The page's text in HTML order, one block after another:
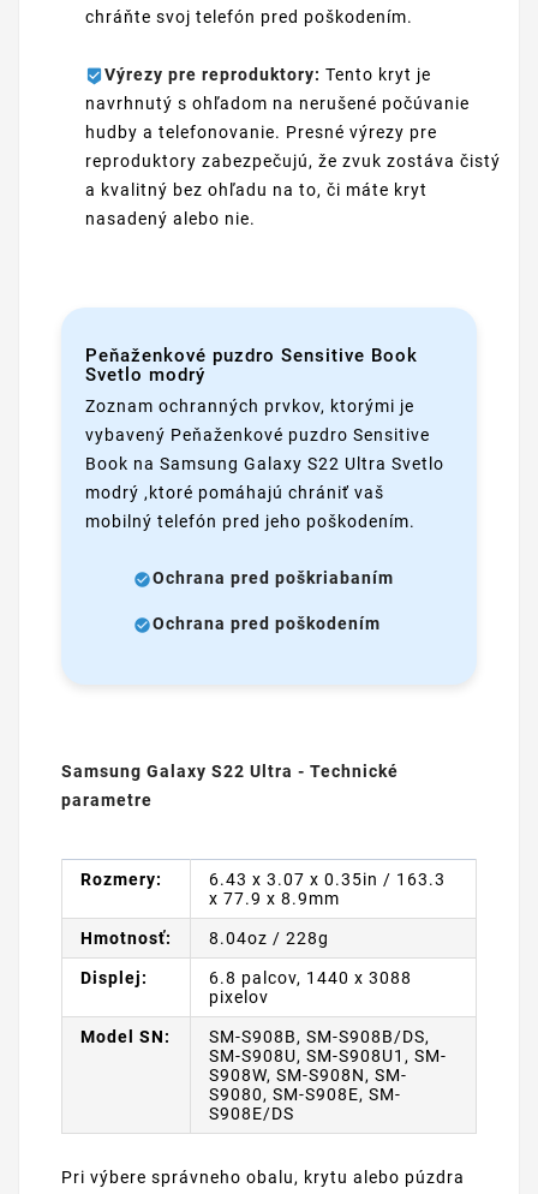
chráňte svoj telefón pred poškodením.
Výrezy pre reproduktory: Tento kryt je
navrhnutý s ohľadom na nerušené počúvanie
hudby a telefonovanie. Presné výrezy pre
reproduktory zabezpečujú, že zvuk zostáva čistý
a kvalitný bez ohľadu na to, či máte kryt
nasadený alebo nie.
Peňaženkové puzdro Sensitive Book
Svetlo modrý
Zoznam ochranných prvkov, ktorými je
vybavený Peňaženkové puzdro Sensitive
Book na Samsung Galaxy S22 Ultra Svetlo
modrý ,ktoré pomáhajú chrániť vaš
mobilný telefón pred jeho poškodením.
Ochrana pred poškriabaním
Ochrana pred poškodením
Samsung Galaxy S22 Ultra - Technické
parametre
Rozmery:
6.43 x 3.07 x 0.35in / 163.3
x 77.9 x 8.9mm
Hmotnosť: 8.04oz / 228g
Displej:
6.8 palcov, 1440 x 3088
pixelov
Model SN:
SM-S908B, SM-S908B/DS,
SM-S908U, SM-S908U1, SM-
S908W, SM-S908N, SM-
S9080, SM-S908E, SM-
S908E/DS
Pri výbere správneho obalu, krytu alebo púzdra